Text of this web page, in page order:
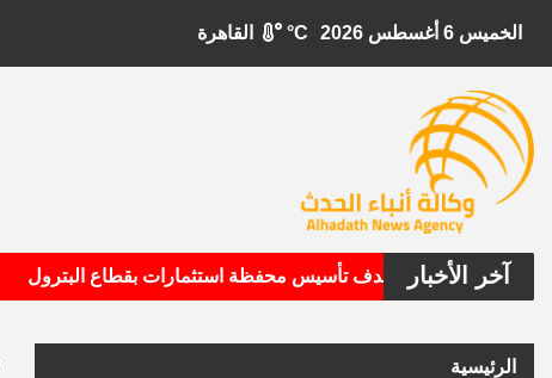
الخميس 6 أغسطس 2026 °C
آخر الأخبار
الأمريكية تستهدف تأسيس محفظة استثمارات بقطاع البترول
الرئيسية